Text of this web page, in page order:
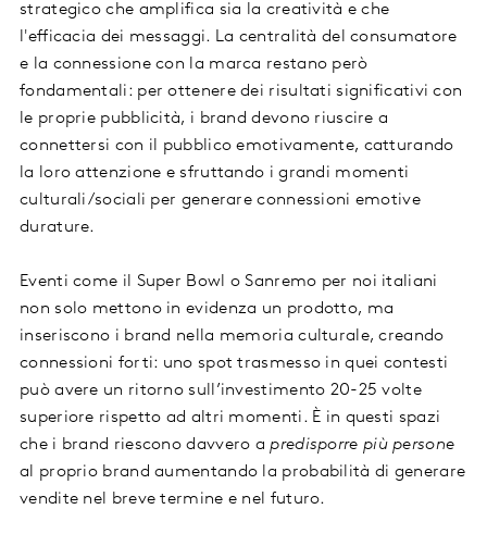
strategico che amplifica sia la creatività e che
l'efficacia dei messaggi. La centralità del consumatore
e la connessione con la marca restano però
fondamentali: per ottenere dei risultati significativi con
le proprie pubblicità, i brand devono riuscire a
connettersi con il pubblico emotivamente, catturando
la loro attenzione e sfruttando i grandi momenti
culturali/sociali per generare connessioni emotive
durature.
Eventi come il Super Bowl o Sanremo per noi italiani
non solo mettono in evidenza un prodotto, ma
inseriscono i brand nella memoria culturale, creando
connessioni forti: uno spot trasmesso in quei contesti
può avere un ritorno sull’investimento 20-25 volte
superiore rispetto ad altri momenti. È in questi spazi
che i brand riescono davvero apredisporre più persone
al proprio brand aumentando la probabilità di generare
vendite nel breve termine e nel futuro.